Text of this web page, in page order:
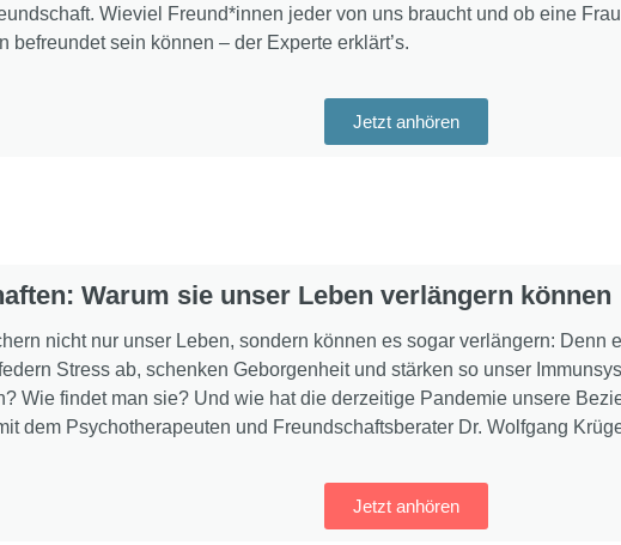
Wieviel Freund*innen jeder von uns braucht und ob eine
befreundet sein können – der Experte erklärt’s.
Jetzt anhören
Warum sie unser Leben verlängern können
nicht nur unser Leben, sondern können es sogar verlängern: Denn
Stress ab, schenken Geborgenheit und stärken so unser
Wie findet man sie? Und wie hat die derzeitige Pandemie unsere
dem Psychotherapeuten und Freundschaftsberater Dr. Wolfgang
Jetzt anhören